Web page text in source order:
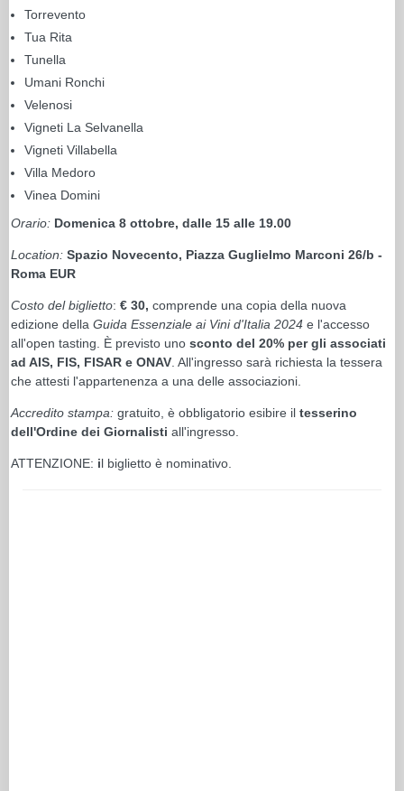
Torrevento
Tua Rita
Tunella
Umani Ronchi
Velenosi
Vigneti La Selvanella
Vigneti Villabella
Villa Medoro
Vinea Domini
Orario: Domenica 8 ottobre, dalle 15 alle 19.00
Location: Spazio Novecento, Piazza Guglielmo Marconi 26/b -
Roma EUR
Costo del biglietto: € 30, comprende una copia della nuova
edizione della Guida Essenziale ai Vini d'Italia 2024 e l'accesso
all'open tasting. È previsto uno sconto del 20% per gli associati
ad AIS, FIS, FISAR e ONAV . All'ingresso sarà richiesta la tessera
che attesti l'appartenenza a una delle associazioni.
Accredito stampa: gratuito, è obbligatorio esibire il tesserino
dell'Ordine dei Giornalisti all'ingresso.
ATTENZIONE: il biglietto è nominativo.